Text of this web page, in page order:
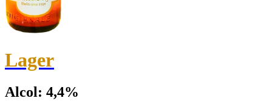
Lager
Alcol: 4,4%